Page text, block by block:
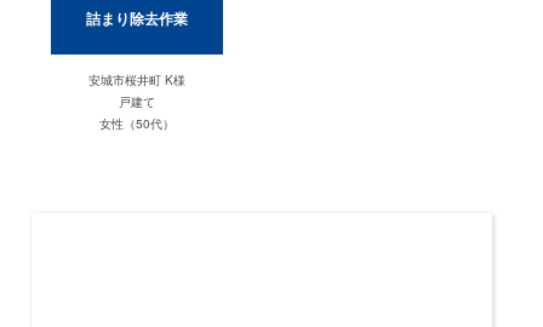
詰まり除去作業
安城市桜井町 K様
戸建て
女性（50代）